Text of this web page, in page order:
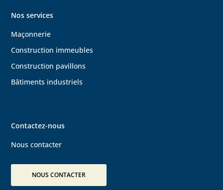
Nos services
Maçonnerie
Construction immeubles
Construction pavillons
Bâtiments industriels
Contactez-nous
Nous contacter
NOUS CONTACTER